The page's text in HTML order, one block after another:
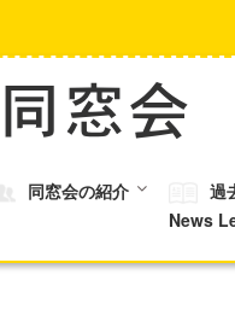
同窓会の紹介
過
News